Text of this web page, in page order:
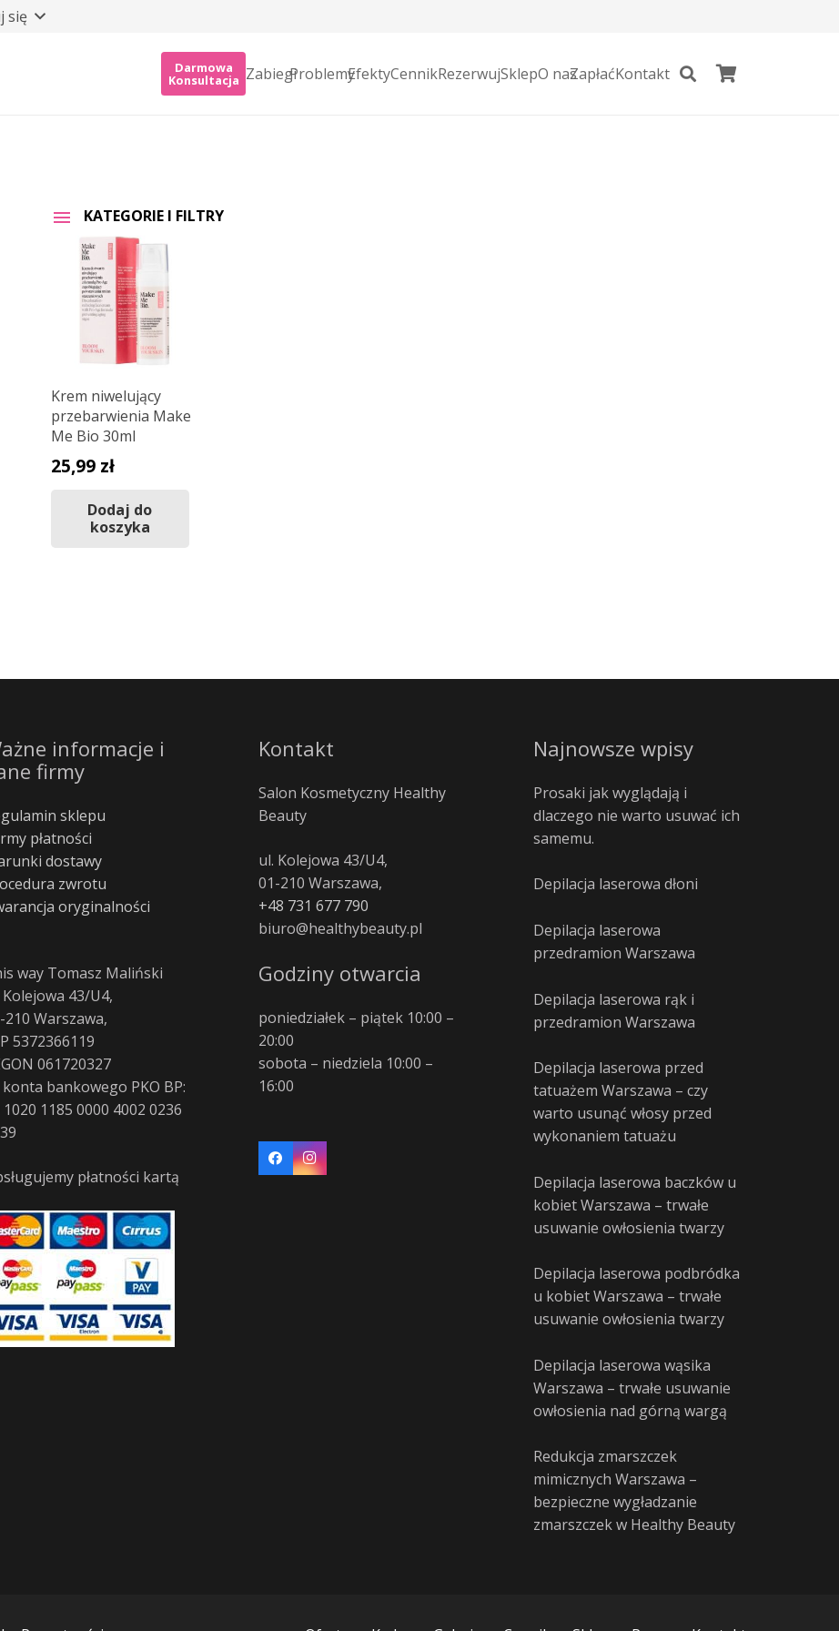
się
Darmowa
Konsultacja ZabiegiProblemyEfektyCennikRezerwujSklepO nasZapłaćKontakt
KATEGORIE I FILTRY
Krem niwelujący
przebarwienia Make
Me Bio 30ml
25,99 zł
Dodaj do
koszyka
informacje i
firmy
sklepu
płatności
dostawy
zwrotu
oryginalności
way Tomasz Maliński
Kolejowa 43/U4,
210 Warszawa,
5372366119
061720327
bankowego PKO BP:
1020 1185 0000 4002 0236
płatności kartą
Kontakt
Salon Kosmetyczny Healthy
Beauty
ul. Kolejowa 43/U4,
01-210 Warszawa,
+48 731 677 790
biuro@healthybeauty.pl
Godziny otwarcia
poniedziałek – piątek 10:00 –
20:00
sobota – niedziela 10:00 –
16:00
Najnowsze wpisy
Prosaki jak wyglądają i
dlaczego nie warto usuwać ich
samemu.
Depilacja laserowa dłoni
Depilacja laserowa
przedramion Warszawa
Depilacja laserowa rąk i
przedramion Warszawa
Depilacja laserowa przed
tatuażem Warszawa – czy
warto usunąć włosy przed
wykonaniem tatuażu
Depilacja laserowa baczków u
kobiet Warszawa – trwałe
usuwanie owłosienia twarzy
Depilacja laserowa podbródka
u kobiet Warszawa – trwałe
usuwanie owłosienia twarzy
Depilacja laserowa wąsika
Warszawa – trwałe usuwanie
owłosienia nad górną wargą
Redukcja zmarszczek
mimicznych Warszawa –
bezpieczne wygładzanie
zmarszczek w Healthy Beauty